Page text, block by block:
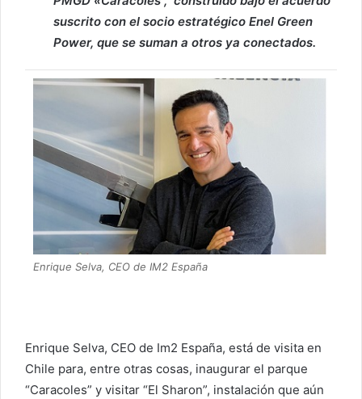
suscrito con el socio estratégico Enel Green
Power, que se suman a otros ya conectados.
Enrique Selva, CEO de IM2 España
Enrique Selva, CEO de Im2 España, está de visita en
Chile para, entre otras cosas, inaugurar el parque
“Caracoles” y visitar “El Sharon”, instalación que aún